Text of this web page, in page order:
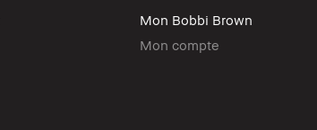
Mon Bobbi Brown
Mon compte